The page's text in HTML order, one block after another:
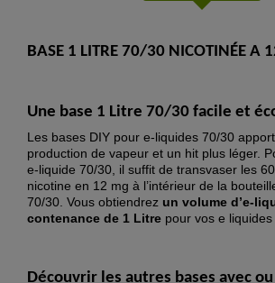
BASE 1 LITRE 70/30 NICOTINÉE A
Une base 1 Litre 70/30 facile et
Les bases DIY pour e-liquides 70/30
production de vapeur et un hit plus léger.
e-liquide 70/30, il suffit de transvaser les
nicotine en 12 mg à l’intérieur de la
70/30. Vous obtiendrez un volume d’e-
contenance de 1 Litre pour vos e liquides
Découvrir les autres bases avec